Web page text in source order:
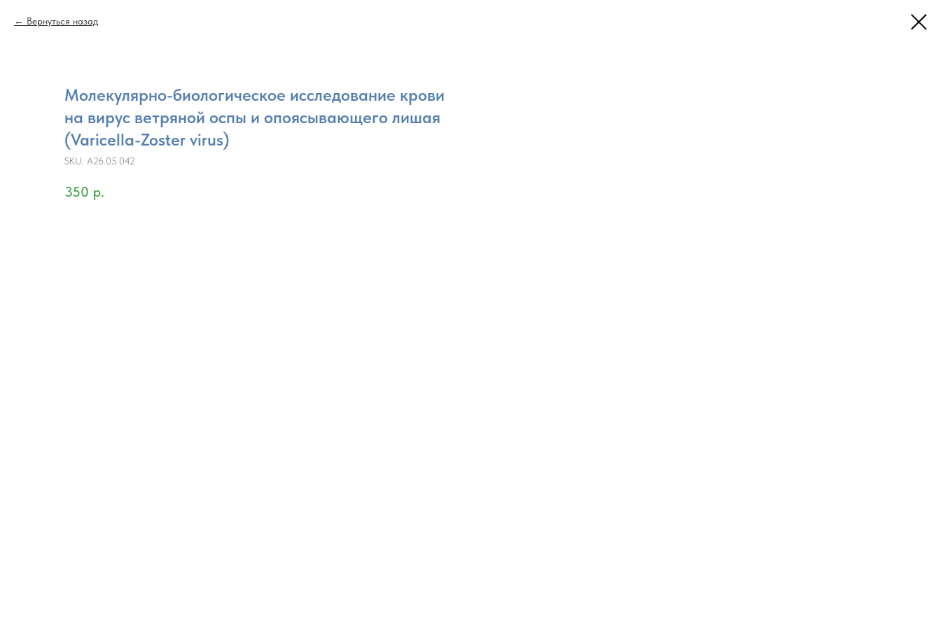
Вернуться назад
Молекулярно-биологическое исследование крови
на вирус ветряной оспы и опоясывающего лишая
(Varicella-Zoster virus)
SKU: A26.05.042
350 р.